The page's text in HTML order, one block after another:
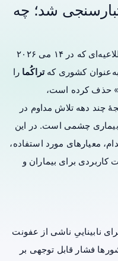
شد؛ چه
سازمان جهانی بهداشت (WHO) در اطلاعیه‌ای که در ۱۴ می ۲۰۲۶
کشوری کهتراکُما را
حذف کرده است،
چند دهه تلاش مداوم در
چشمی است. در این
معیارهای مورد استفاده،
کاربردی برای بیماران و
نابیناییِ ناشی از عفونت
فشار قابل توجهی بر